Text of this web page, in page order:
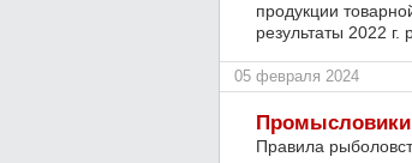
продукции
результаты 2022
05 февраля 2024
Промысловики
Правила